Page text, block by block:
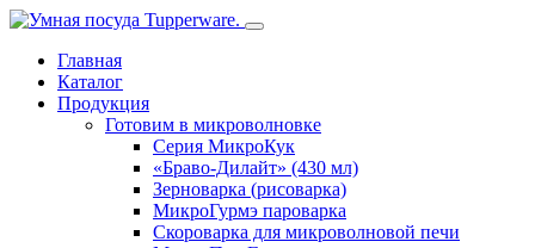
Toggle
Главная
Каталог
Продукция
Готовим в микроволновке
Серия МикроКук
«Браво-Дилайт» (430 мл)
Зерноварка (рисоварка)
МикроГурмэ пароварка
Скороварка для микроволновой печи